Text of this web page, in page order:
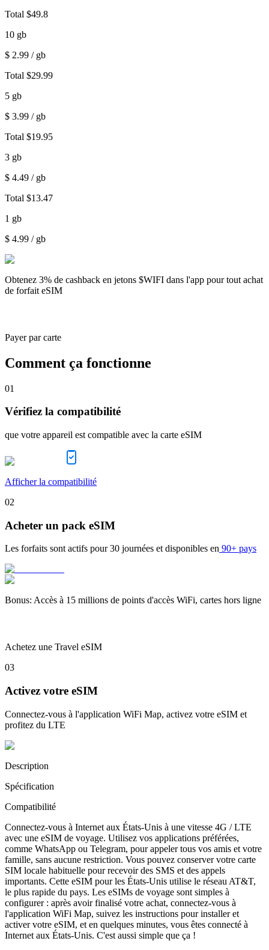
Total $49.8
10 gb
$ 2.99 / gb
Total $29.99
5 gb
$ 3.99 / gb
Total $19.95
3 gb
$ 4.49 / gb
Total $13.47
1 gb
$ 4.99 / gb
Obtenez 3% de cashback en jetons $WIFI dans l'app pour tout achat
de forfait eSIM
Payer par carte
Comment ça fonctionne
01
Vérifiez la compatibilité
que votre appareil est compatible avec la carte eSIM
Afficher la compatibilité
02
Acheter un pack eSIM
Les forfaits sont actifs pour 30 journées et disponibles en 90+ pays
Bonus: Accès à 15 millions de points d'accès WiFi, cartes hors ligne
Achetez une Travel eSIM
03
Activez votre eSIM
Connectez-vous à l'application WiFi Map, activez votre eSIM et
profitez du LTE
Description
Spécification
Compatibilité
Connectez-vous à Internet aux États-Unis à une vitesse 4G / LTE
avec une eSIM de voyage. Utilisez vos applications préférées,
comme WhatsApp ou Telegram, pour appeler tous vos amis et votre
famille, sans aucune restriction. Vous pouvez conserver votre carte
SIM locale habituelle pour recevoir des SMS et des appels
importants. Cette eSIM pour les États-Unis utilise le réseau AT&T,
le plus rapide du pays. Les eSIMs de voyage sont simples à
configurer : après avoir finalisé votre achat, connectez-vous à
l'application WiFi Map, suivez les instructions pour installer et
activer votre eSIM, et en quelques minutes, vous êtes connecté à
Internet aux États-Unis. C'est aussi simple que ça !